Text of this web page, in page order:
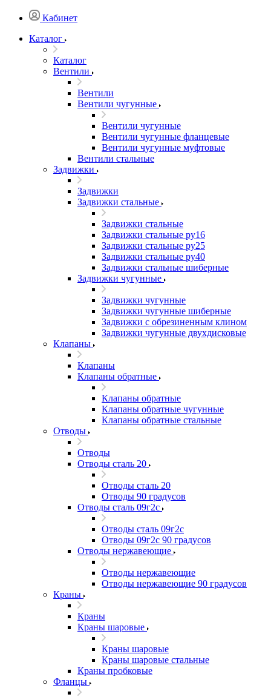
Кабинет
Каталог
Каталог
Вентили
Вентили
Вентили чугунные
Вентили чугунные
Вентили чугунные фланцевые
Вентили чугунные муфтовые
Вентили стальные
Задвижки
Задвижки
Задвижки стальные
Задвижки стальные
Задвижки стальные ру16
Задвижки стальные ру25
Задвижки стальные ру40
Задвижки стальные шиберные
Задвижки чугунные
Задвижки чугунные
Задвижки чугунные шиберные
Задвижки с обрезиненным клином
Задвижки чугунные двухдисковые
Клапаны
Клапаны
Клапаны обратные
Клапаны обратные
Клапаны обратные чугунные
Клапаны обратные стальные
Отводы
Отводы
Отводы сталь 20
Отводы сталь 20
Отводы 90 градусов
Отводы сталь 09г2с
Отводы сталь 09г2с
Отводы 09г2с 90 градусов
Отводы нержавеющие
Отводы нержавеющие
Отводы нержавеющие 90 градусов
Краны
Краны
Краны шаровые
Краны шаровые
Краны шаровые стальные
Краны пробковые
Фланцы